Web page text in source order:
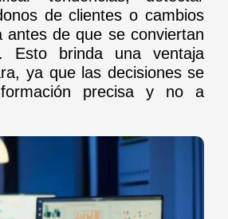
de clientes o cambios
antes de que se conviertan
Esto brinda una ventaja
ya que las decisiones se
precisa y no a